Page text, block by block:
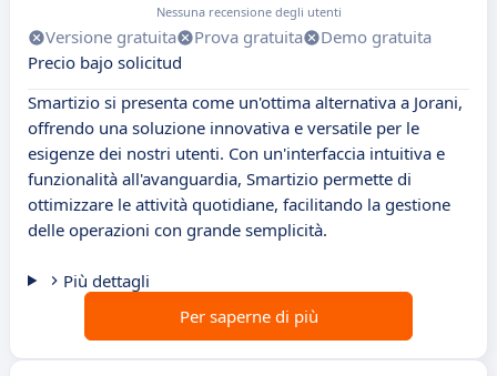
Nessuna recensione degli utenti
Versione gratuita Prova gratuita
Demo gratuita
Precio bajo solicitud
Smartizio si presenta come un'ottima alternativa a Jorani,
offrendo una soluzione innovativa e versatile per le
esigenze dei nostri utenti. Con un'interfaccia intuitiva e
funzionalità all'avanguardia, Smartizio permette di
ottimizzare le attività quotidiane, facilitando la gestione
delle operazioni con grande semplicità.
Più dettagli
Per saperne di più